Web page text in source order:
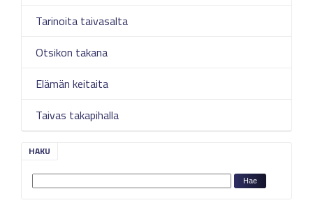
Tarinoita taivasalta
Otsikon takana
Elämän keitaita
Taivas takapihalla
HAKU